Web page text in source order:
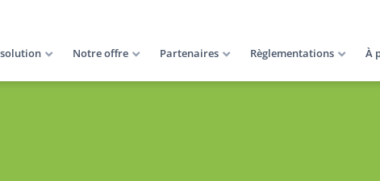
Notre offre Partenaires Règlementations À